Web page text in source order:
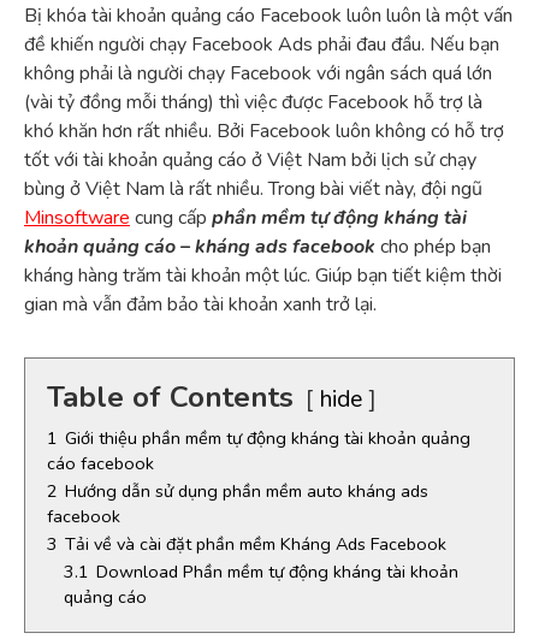
Bị khóa tài khoản quảng cáo Facebook luôn luôn là một vấn
đề khiến người chạy Facebook Ads phải đau đầu. Nếu bạn
không phải là người chạy Facebook với ngân sách quá lớn
(vài tỷ đồng mỗi tháng) thì việc được Facebook hỗ trợ là
khó khăn hơn rất nhiều. Bởi Facebook luôn không có hỗ trợ
tốt với tài khoản quảng cáo ở Việt Nam bởi lịch sử chạy
bùng ở Việt Nam là rất nhiều. Trong bài viết này, đội ngũ
Minsoftware cung cấp phần mềm tự động kháng tài
khoản quảng cáo – kháng ads facebook cho phép bạn
kháng hàng trăm tài khoản một lúc. Giúp bạn tiết kiệm thời
gian mà vẫn đảm bảo tài khoản xanh trở lại.
Table of Contents hide
1 Giới thiệu phần mềm tự động kháng tài khoản quảng
cáo facebook
2 Hướng dẫn sử dụng phần mềm auto kháng ads
facebook
3 Tải về và cài đặt phần mềm Kháng Ads Facebook
3.1 Download Phần mềm tự động kháng tài khoản
quảng cáo